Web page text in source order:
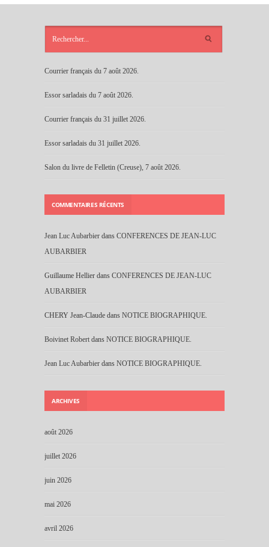
Courrier français du 7 août 2026.
Essor sarladais du 7 août 2026.
Courrier français du 31 juillet 2026.
Essor sarladais du 31 juillet 2026.
Salon du livre de Felletin (Creuse), 7 août 2026.
COMMENTAIRES RÉCENTS
Jean Luc Aubarbier dans CONFERENCES DE JEAN-LUC
AUBARBIER
Guillaume Hellier dans CONFERENCES DE JEAN-LUC
AUBARBIER
CHERY Jean-Claude dans NOTICE BIOGRAPHIQUE.
Boivinet Robert dans NOTICE BIOGRAPHIQUE.
Jean Luc Aubarbier dans NOTICE BIOGRAPHIQUE.
ARCHIVES
août 2026
juillet 2026
juin 2026
mai 2026
avril 2026